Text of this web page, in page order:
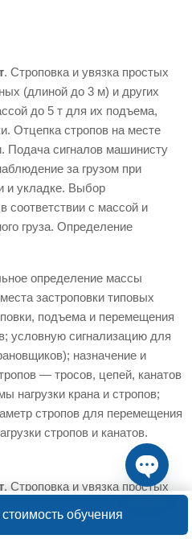
. Строповка и увязка простых
(длиной до 3 м) и других
до 5 т для их подъема,
Отцепка стропов на месте
Подача сигналов машинисту
за грузом при
и укладке. Выбор
соответствии с массой и
груза. Определение
определение массы
застроповки типовых
подъема и перемещения
условную сигнализацию для
назначение и
— тросов, цепей, канатов
нагрузки крана и стропов;
стропов для перемещения
стропов и канатов.
. Строповка и увязка простых
свыше 5 до 25 т для их
Open
стоимость обучения